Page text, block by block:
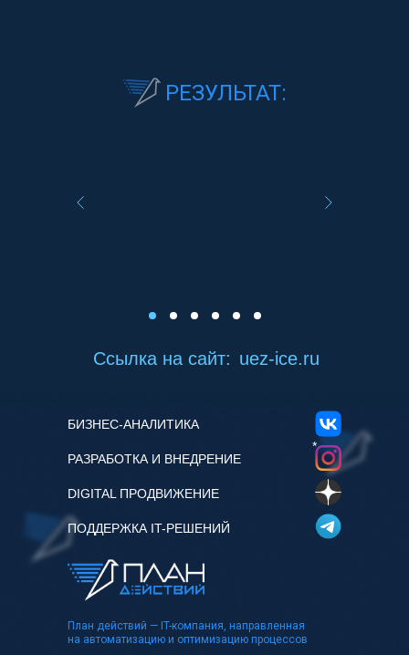
РЕЗУЛЬТАТ:
Ссылка на сайт: uez-ice.ru
План действий — IT-компания, направленная
на автоматизацию и оптимизацию процессов
БИЗНЕС-АНАЛИТИКА
DIGITAL ПРОДВИЖЕНИЕ
РАЗРАБОТКА И ВНЕДРЕНИЕ
ПОДДЕРЖКА IT-РЕШЕНИЙ
*